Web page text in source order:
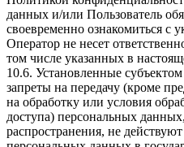
данных и/или Пользователь
своевременно ознакомиться с
Оператор не несет
том числе указанных в
10.6. Установленные
запреты на передачу (кроме
на обработку или условия
доступа) персональных
распространения, не